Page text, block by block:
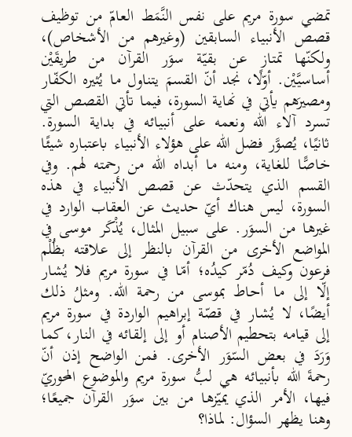
تمضي سورة مريم على نفس النَّمَط العامّ من توظيف
قصص الأنبياء السابقين (وغيرهم من الأشخاص)،
ولكنّها تمتاز عن بقيّة سوَر القرآن من طريقَيْن
أساسيَّيْن.أوّلًا، نجد أنّ القسمَ يتناول ما يُثيره الكفّار
ومصيرَهم يأتي في نهاية السورة، فيما تأتي القصص التي
تسرد آلاء الله ونعمه على أنبيائه في بداية السورة.
ثانيًا، يُصوَّر فضل الله على هؤلاء الأنبياء باعتباره شيئًا
خاصًّا للغاية، ومنه ما أبداه الله من رحمته لهم. وفي
القسم الذي يتحدّث عن قصص الأنبياء في هذه
السورة، ليس هناك أيّ حديث عن العقاب الوارد في
غيرها من السوَر. على سبيل المثال، يُذْكَر موسى في
المواضع الأخرى من القرآن بالنظر إلى علاقته بظُلْم
فرعون وكيف دُمّر كيدُه؛ أمّا في سورة مريم فلا يُشار
إلّا إلى ما أحاط بموسى من رحمة الله. ومثلُ ذلك
أيضًا، لا يُشار في قصّة إبراهيم الواردة في سورة مريم
إلى قيامه بتحطيم الأصنام أو إلى إلقائه في النار، كما
وَرَدَ في بعض السّوَر الأخرى. فمن الواضح إذن أنّ
رحمةَ الله بأنبيائه هي لبُّ سورة مريم والموضوع المحوريّ
فيها، الأمر الذي يميّزها من بين سوَر القرآن جميعًا؛
وهنا يظهر السؤال: لماذا؟